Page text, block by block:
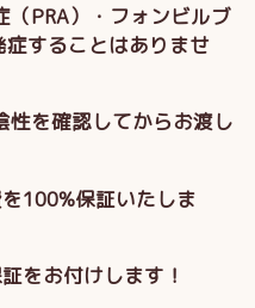
PRA）・フォンビルブ
することはありませ
性を確認してからお渡し
100%保証いたしま
をお付けします！